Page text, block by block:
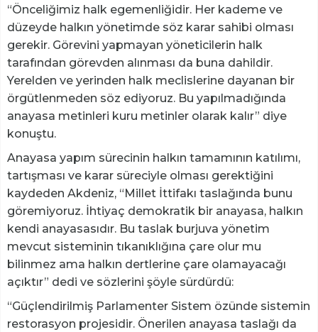
“Önceliğimiz halk egemenliğidir. Her kademe ve
düzeyde halkın yönetimde söz karar sahibi olması
gerekir. Görevini yapmayan yöneticilerin halk
tarafından görevden alınması da buna dahildir.
Yerelden ve yerinden halk meclislerine dayanan bir
örgütlenmeden söz ediyoruz. Bu yapılmadığında
anayasa metinleri kuru metinler olarak kalır” diye
konuştu.
Anayasa yapım sürecinin halkın tamamının katılımı,
tartışması ve karar süreciyle olması gerektiğini
kaydeden Akdeniz, “Millet İttifakı taslağında bunu
göremiyoruz. İhtiyaç demokratik bir anayasa, halkın
kendi anayasasıdır. Bu taslak burjuva yönetim
mevcut sisteminin tıkanıklığına çare olur mu
bilinmez ama halkın dertlerine çare olamayacağı
açıktır” dedi ve sözlerini şöyle sürdürdü:
“Güçlendirilmiş Parlamenter Sistem özünde sistemin
restorasyon projesidir. Önerilen anayasa taslağı da